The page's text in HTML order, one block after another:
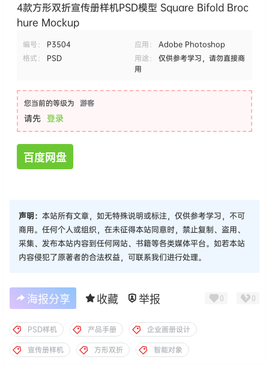
4款方形双折宣传册样机PSD模型 Square Bifold Broc
hure Mockup
编号： P3504 应用：
Adobe Photoshop
格式：
PSD 用途：
仅供参考学习，请勿直接商
用
您当前的等级为 游客
请先 登录
百度网盘
声明： 本站所有文章，如无特殊说明或标注，仅供参考学习，不可
商用。任何个人或组织，在未征得本站同意时，禁止复制、盗用、
采集、发布本站内容到任何网站、书籍等各类媒体平台。如若本站
内容侵犯了原著者的合法权益，可联系我们进行处理。
海报分享 收藏 举报 0 0
PSD样机 产品手册
企业画册设计
宣传册样机
方形双折 智能对象